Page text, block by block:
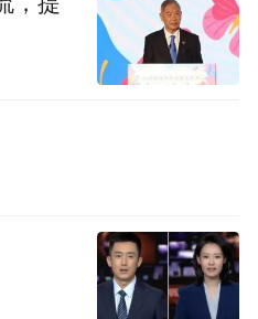
子上前扶起老人
西塞山区分局澄月派